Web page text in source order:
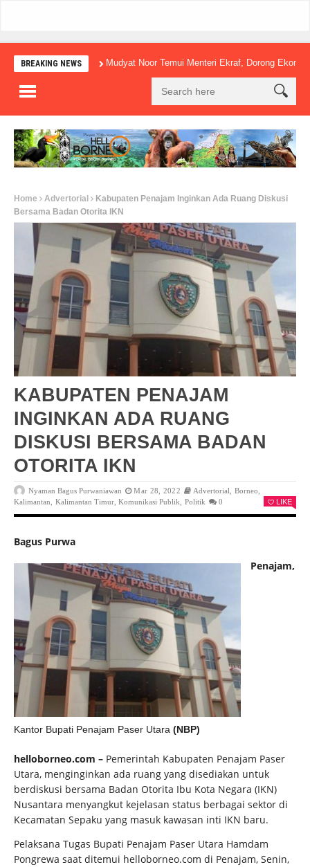
BREAKING NEWSMudyat Noor Temui Menteri Ekraf, Dorong Ekonomi
Home Advertorial
Kabupaten Penajam Inginkan Ada Ruang Diskusi
Bersama Badan Otorita IKN
KABUPATEN PENAJAM
INGINKAN ADA RUANG
DISKUSI BERSAMA BADAN
OTORITA IKN
Nyaman Bagus Purwaniawan Mar 28, 2022 Advertorial, Borneo,
Kalimantan, Kalimantan Timur,Komunikasi Publik, Politik 0 LIKE
Bagus Purwa
Kantor Bupati Penajam Paser Utara (NBP)
Penajam,
helloborneo.com – Pemerintah Kabupaten Penajam Paser
Utara, menginginkan ada ruang yang disediakan untuk
berdiskusi bersama Badan Otorita Ibu Kota Negara (IKN)
Nusantara menyangkut kejelasan status berbagai sektor di
Kecamatan Sepaku yang masuk kawasan inti IKN baru.
Pelaksana Tugas Bupati Penajam Paser Utara Hamdam
Pongrewa saat ditemui helloborneo.com di Penajam, Senin,